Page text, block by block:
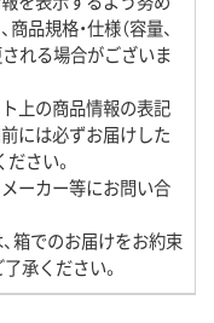
品規格・仕様（容量、
される場合がございま
上の商品情報の表記
には必ずお届けした
さい。
ーカー等にお問い合
箱でのお届けをお約束
承ください。